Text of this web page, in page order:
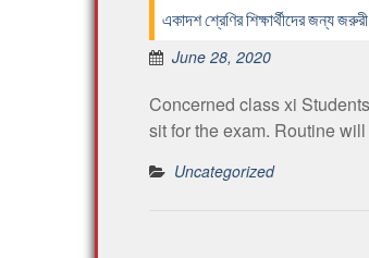
একাদশ শ্রেণির শিক্ষার্থীদের জন্য
June 28, 2020
Concerned class xi
sit for the exam. Routine
Uncategorized